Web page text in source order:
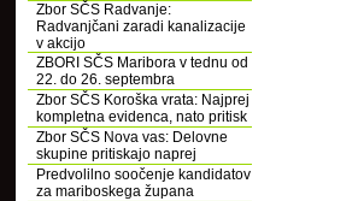
Zbor SČS Radvanje:
Radvanjčani zaradi kanalizacije
v akcijo
ZBORI SČS Maribora v tednu od
22. do 26. septembra
Zbor SČS Koroška vrata: Najprej
kompletna evidenca, nato pritisk
Zbor SČS Nova vas: Delovne
skupine pritiskajo naprej
Predvolilno soočenje kandidatov
za mariboskega župana